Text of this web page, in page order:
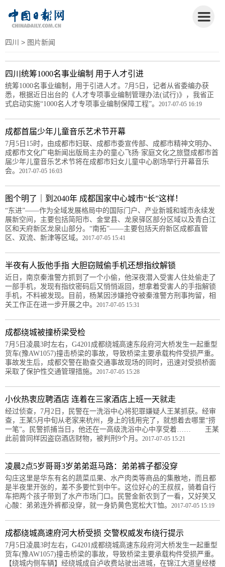
四川 > 图片新闻
四川统筹1000名事业编制 用于人才引进
统筹1000名事业编制，用于引进人才。7月5日，记者从省委编办获
悉，根据近日出台的《人才专项事业编制管理办法(试行)》，我省正
式启动实施“1000名人才专项事业编制保障工程”。 2017-07-05 16:19
成都首届少年儿童音乐艺术节开幕
7月5日15时，由成都市妇联、成都市委宣传部、成都市精神文明办、
成都市文化广电新闻出版局主办的童心飞扬·家庭文化之旅暨成都市首
届少年儿童音乐艺术节将在成都市妇女儿童中心剧场举行开幕音乐
会。 2017-07-05 16:03
图个明了｜到2040年 成都国家中心城市“长”这样！
“东进”——作为全域发展格局中的国际门户、产业新城和城市永续发
展新空间，主要包括简阳市、金堂县、龙泉驿区部分区域以及青白江
区和天府新区龙泉山部分。“南拓”——主要包括天府新区成都直管
区、双流、新津等区域。 2017-07-05 15:41
半夜有人扳他手指 大胆窃贼偷手机还想指纹解锁
近日，南京秦淮警方抓到了一个小偷，他深夜潜入受害人住处偷走了
一部手机，发现有指纹密码后又悄悄返回，想拿着受害人的手指解锁
手机，不料被发现。目前，杨某因涉嫌抢夺被秦淮警方刑事拘留，相
关工作正在进一步开展之中。 2017-07-05 15:31
成都绕城被撞桥梁受检
7月5日凌晨3时左右，G4201成都绕城高速东段府河大桥发生一起重型
货车(豫AW1057)撞击桥梁的事故，导致桥梁主要承载构件受损严重。
事故发生后，成都交警在勘查交通事故现场的同时，迅速对受损桥面
采取了保护性交通管理措施。 2017-07-05 15:28
小伙热衷应聘酒店 连着在三家酒店上班一天就走
经过侦查，7月2日，民警在一洗浴中心将犯罪嫌疑人王某抓获。经审
查，王某5月中旬从老家来杭州，身上的钱用完了，就想着去哪里“捞
一笔”。民警抓捕当日，他还在一高级洗浴中心中享受着…… 王某
此前曾同样因盗窃酒店财物，被判刑9个月。 2017-07-05 15:21
凌晨2点5岁哥哥3岁弟弟逛马路：弟弟裤子都没穿
勾庄这里是华东有名的蔬菜瓜果、水产肉类等商品的集散地，而且都
是半夜里开张的，差不多要忙到中午。这位好心的王叔叔，骑着自行
车把两个孩子带到了水产市场门口。民警金新农到了一看，又好笑又
心酸：弟弟连外裤都没穿，就一身奶黄色宽松大T恤。 2017-07-05 15:19
成都绕城高速府河大桥受损 交警权威发布绕行提示
7月5日凌晨3时左右，G4201成都绕城高速东段府河大桥发生一起重型
货车(豫AW1057)撞击桥梁的事故，导致桥梁主要承载构件受损严重。
【绕城内侧车辆】经绕城成自泸收费站驶出进城，在锦江大道皇经楼